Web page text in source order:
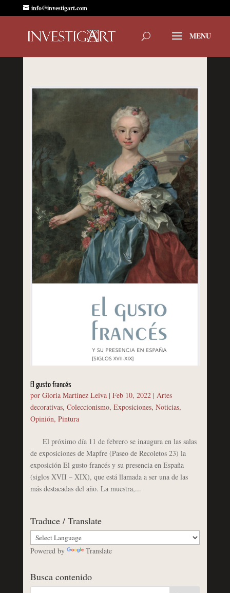
info@investigart.com
El gusto francés
por Gloria Martínez Leiva| Feb 10, 2022| Artes
decorativas, Coleccionismo, Exposiciones, Noticias,
Opinión, Pintura
El próximo día 11 de febrero se inaugura en las salas
de exposiciones de Mapfre (Paseo de Recoletos 23) la
exposición El gusto francés y su presencia en España
(siglos XVII – XIX), que está llamada a ser una de las
más destacadas del año. La muestra,...
Traduce / Translate
Powered by Translate
Busca contenido